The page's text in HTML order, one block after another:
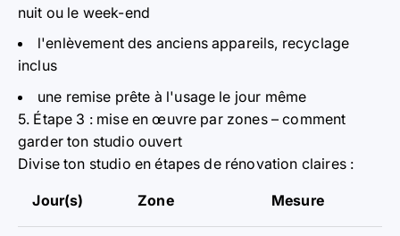
nuit ou le week-end
l'enlèvement des anciens appareils, recyclage
inclus
une remise prête à l'usage le jour même
5. Étape 3 : mise en œuvre par zones – comment
garder ton studio ouvert
Divise ton studio en étapes de rénovation claires :
Jour(s) Zone Mesure